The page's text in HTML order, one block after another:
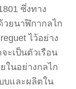
ซึ่งทาง
วยนาฬิกากลไก
ไว้อย่าง
ะเป็นตัวเรือน
ในอย่างกลไก
บและผลิตใน